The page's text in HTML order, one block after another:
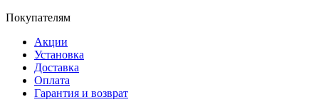
Покупателям
Акции
Установка
Доставка
Оплата
Гарантия и возврат